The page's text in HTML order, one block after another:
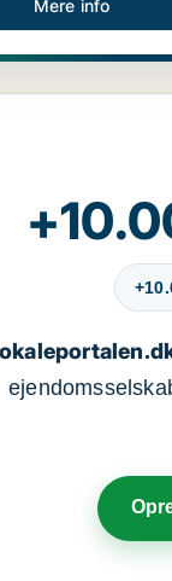
Mere info